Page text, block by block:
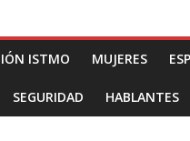
ISTMO MUJERES
SEGURIDAD HABLANTES